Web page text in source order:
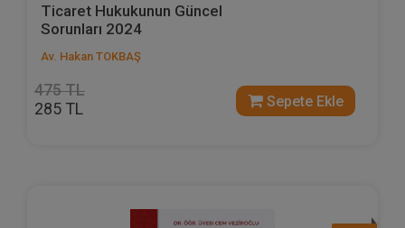
Ticaret Hukukunun Güncel
Sorunları 2024
Av. Hakan TOKBAŞ
475 TL
285 TL Sepete Ekle